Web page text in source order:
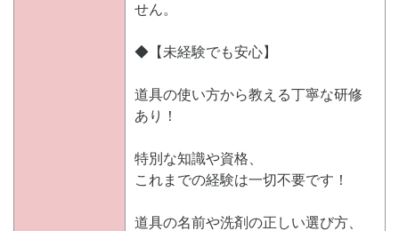
せん。
◆【未経験でも安心】
道具の使い方から教える丁寧な研修
あり！
特別な知識や資格、
これまでの経験は一切不要です！
道具の名前や洗剤の正しい選び方、